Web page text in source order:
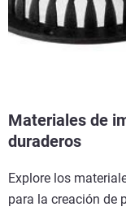
Materiales de
duraderos
Explore los
para la creación de